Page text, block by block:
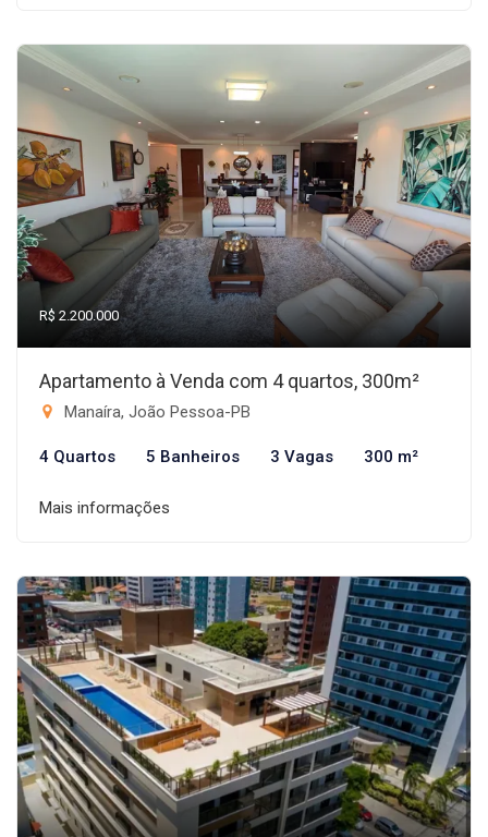
R$ 2.200.000
Apartamento à Venda com 4 quartos, 300m²
Manaíra, João Pessoa-PB
4 Quartos 5 Banheiros 3 Vagas 300 m²
Mais informações